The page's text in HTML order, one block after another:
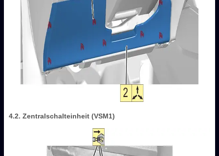
4.2. Zentralschalteinheit (VSM1)